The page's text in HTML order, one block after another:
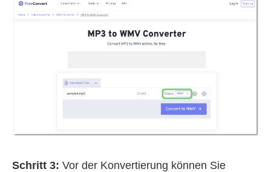
Schritt 3: Vor der Konvertierung können Sie